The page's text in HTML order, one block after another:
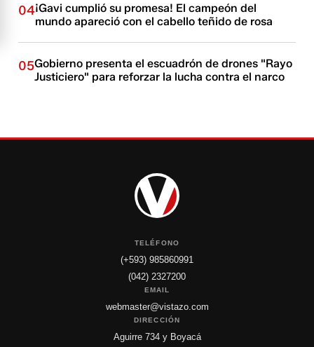
04¡Gavi cumplió su promesa! El campeón del
mundo apareció con el cabello teñido de rosa
05Gobierno presenta el escuadrón de drones "Rayo
Justiciero" para reforzar la lucha contra el narco
TELÉFONO
(+593) 985860991
(042) 2327200
EMAIL
webmaster@vistazo.com
DIRECCIÓN
Aguirre 734 y Boyacá